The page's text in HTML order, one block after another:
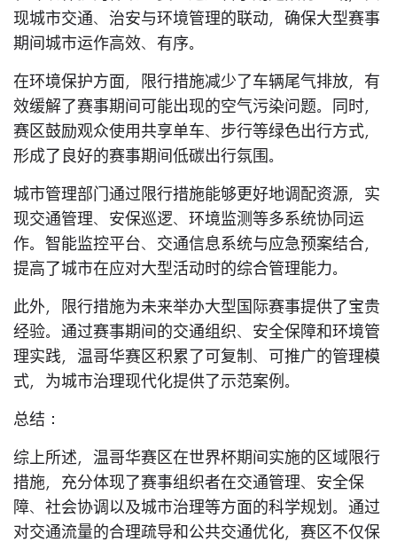
现城市交通、治安与环境管理的联动，确保大型赛事
期间城市运作高效、有序。
在环境保护方面，限行措施减少了车辆尾气排放，有
效缓解了赛事期间可能出现的空气污染问题。同时，
赛区鼓励观众使用共享单车、步行等绿色出行方式，
形成了良好的赛事期间低碳出行氛围。
城市管理部门通过限行措施能够更好地调配资源，实
现交通管理、安保巡逻、环境监测等多系统协同运
作。智能监控平台、交通信息系统与应急预案结合，
提高了城市在应对大型活动时的综合管理能力。
此外，限行措施为未来举办大型国际赛事提供了宝贵
经验。通过赛事期间的交通组织、安全保障和环境管
理实践，温哥华赛区积累了可复制、可推广的管理模
式，为城市治理现代化提供了示范案例。
总结：
综上所述，温哥华赛区在世界杯期间实施的区域限行
措施，充分体现了赛事组织者在交通管理、安全保
障、社会协调以及城市治理等方面的科学规划。通过
对交通流量的合理疏导和公共交通优化，赛区不仅保